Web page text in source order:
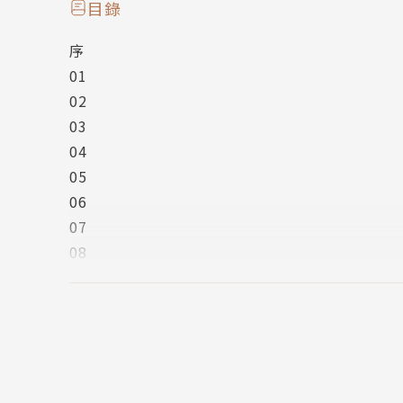
毫無疑問的，楊照是引發我們「閱讀」衝動，最
◎關於楊照閱讀札記
本套書是楊照從多重閱讀經驗中，截取靈光，隨
哪些人勾起青春回憶」的閱讀隨筆，預計分三輯
《烈焰：閱讀札記I》
羅曼．羅蘭、赫曼．赫塞、霍布斯邦、漫談閱讀及
《地熱：閱讀札記II》
目錄
序
01
02
03
04
05
06
07
08